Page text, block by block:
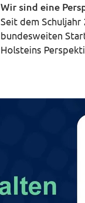
Wir sind eine
Seit dem
bundesweiten
Holsteins